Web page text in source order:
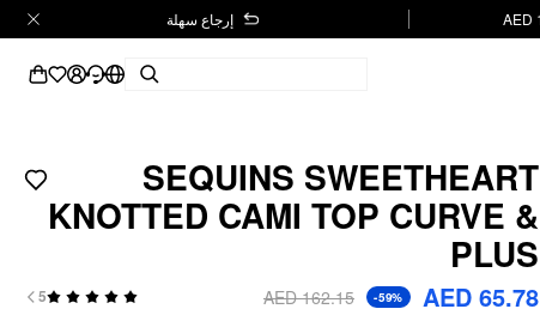
إرجاع سهلة
SEQUINS SWEETHEART
KNOTTED CAMI TOP CURVE &
PLUS
AED 65.78
-59%
AED 162.15
5